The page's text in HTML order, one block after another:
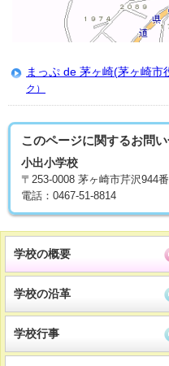
まっぷ de 茅ヶ崎(茅ヶ崎市
ク）
このページに関するお問
小出小学校
〒253-0008 茅ヶ崎市芹沢944
電話：0467-51-8814
学校の概要
学校の沿革
学校行事